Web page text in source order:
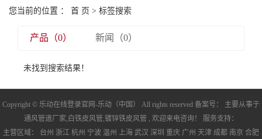
您当前的位置 ： 首 页 > 标签搜索
产品（0） 新闻（0）
未找到搜索结果！
Copyright © 乐动在线登录官网-乐动（中国） All rights reserved 备案号： 主要从事于
通风管道厂家, 白铁皮风管,镀锌铁皮风管 , 欢迎来电咨询！ 服务支持：
主营区域： 台州 浙江 杭州 宁波 温州 上海 武汉 深圳 重庆 广州 天津 成都 南京 合肥